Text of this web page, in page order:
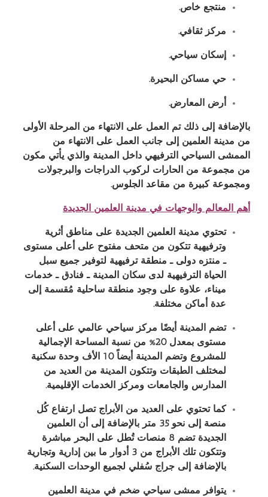
منتجع خاص.
مركز ثقافي.
إسكان سياحي.
حي مساكن البحيرة.
أرض المعارض.
بالإضافة إلى ذلك تم العمل على الانتهاء من المرحلة الأولى
من مدينة العلمين إلى جانب العمل على الانتهاء من
الممشى السياحي الترفيهي داخل المدينة والذي يأتي مكون
من مجموعة من الحارات لركوب الدراجات والبرجولات
ومجموعة كبيرة من مقاعد الجلوس.
أهم المعالم والوجهات في مدينة العلمين الجديدة
تحتوي مدينة العلمين الجديدة على مناطق أثرية
وترفيهية تتكون من متحف مفتوح على أعلى مستوى
ـ منتزه دولى ـ منطقة ترفيهية لتوفير جميع سبل
الحياة الترفيهية لدى سكان المدينة ـ فنادق ـ خدمات
ميناء، علاوة على وجود منطقة ساحلية مُقسمة إلى
عدة أماكن مختلفة.
تضم المدينة أيضًا مركز سياحي عالمي على أعلى
مستوى بمعدل 20% من نسبة المساحة الإجمالية
للمشروع وتضم المدينة أيضاً 10 الأف وحدة سكنية
لمختلف الطبقات وتتكون المدينة من العديد من
المدارس والجامعات ومركز الخدمات الإقليمية.
كما تحتوي على العديد من الأبراج تصل ارتفاع كُل
منصة إلى نحو 35 متر بالإضافة إلى أن العلمين
الجديدة تضم 8 منصات تُطل على البحر مباشرة
وتتكون تلك الأبراج من 3 أدوار ما بين إدارية وتجارية
بالإضافة إلى جراج سُفلي لجميع الوحدات السكنية.
يتوافر ممشى سياحي ضخم في مدينة العلمين